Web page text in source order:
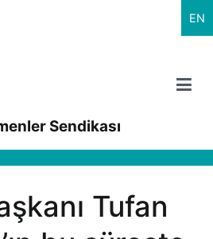
EN
Sendikası
Tufan